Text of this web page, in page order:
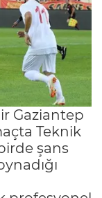
Gaziantep
Teknik
şans